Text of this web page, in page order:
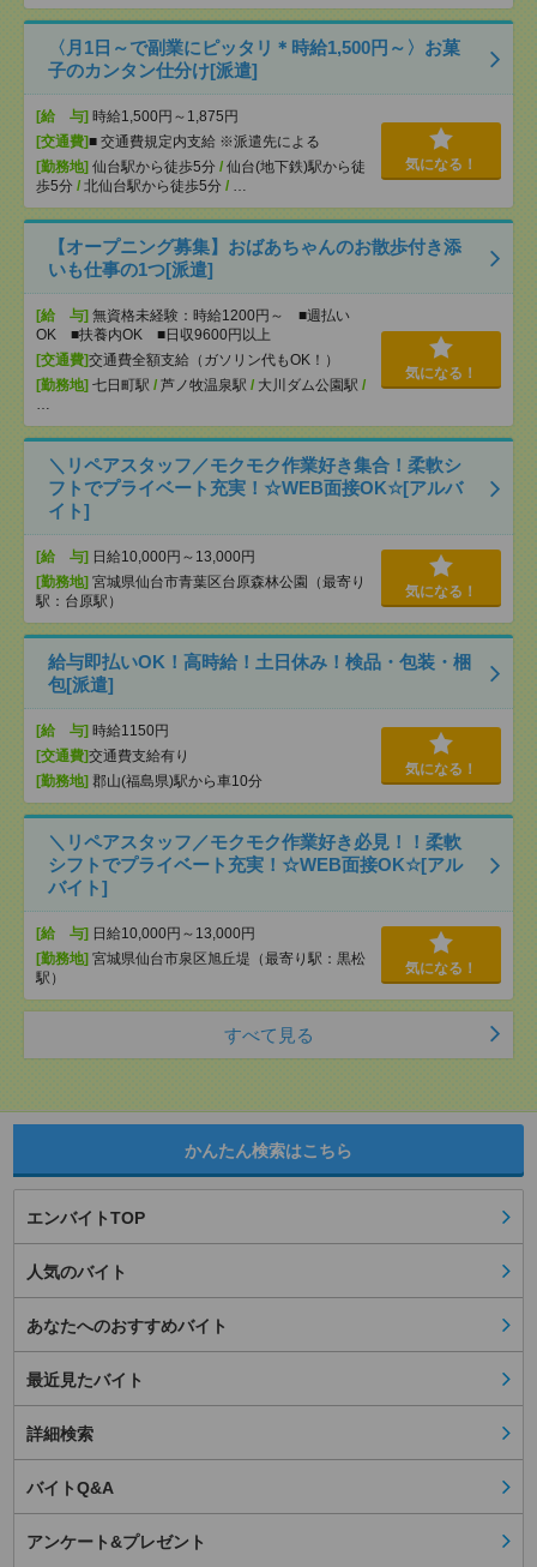
〈月1日～で副業にピッタリ＊時給1,500円～〉お菓
子のカンタン仕分け[派遣]
[給 与] 時給1,500円～1,875円
[交通費]■ 交通費規定内支給 ※派遣先による
[勤務地] 仙台駅から徒歩5分 / 仙台(地下鉄)駅から徒
歩5分 / 北仙台駅から徒歩5分 / …
気になる！
【オープニング募集】おばあちゃんのお散歩付き添
いも仕事の1つ[派遣]
[給 与] 無資格未経験：時給1200円～ ■週払い
OK ■扶養内OK ■日収9600円以上
[交通費]交通費全額支給（ガソリン代もOK！）
[勤務地] 七日町駅 / 芦ノ牧温泉駅 / 大川ダム公園駅 /
…
気になる！
＼リペアスタッフ／モクモク作業好き集合！柔軟シ
フトでプライベート充実！☆WEB面接OK☆[アルバ
イト]
[給 与] 日給10,000円～13,000円
[勤務地] 宮城県仙台市青葉区台原森林公園（最寄り
駅：台原駅）
気になる！
給与即払いOK！高時給！土日休み！検品・包装・梱
包[派遣]
[給 与] 時給1150円
[交通費]交通費支給有り
[勤務地] 郡山(福島県)駅から車10分
気になる！
＼リペアスタッフ／モクモク作業好き必見！！柔軟
シフトでプライベート充実！☆WEB面接OK☆[アル
バイト]
[給 与] 日給10,000円～13,000円
[勤務地] 宮城県仙台市泉区旭丘堤（最寄り駅：黒松
駅）
気になる！
すべて見る
かんたん検索はこちら
エンバイトTOP
人気のバイト
あなたへのおすすめバイト
最近見たバイト
詳細検索
バイトQ&A
アンケート&プレゼント